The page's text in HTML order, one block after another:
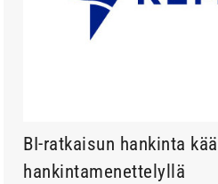
BI-ratkaisun hankinta
hankintamenettelyllä